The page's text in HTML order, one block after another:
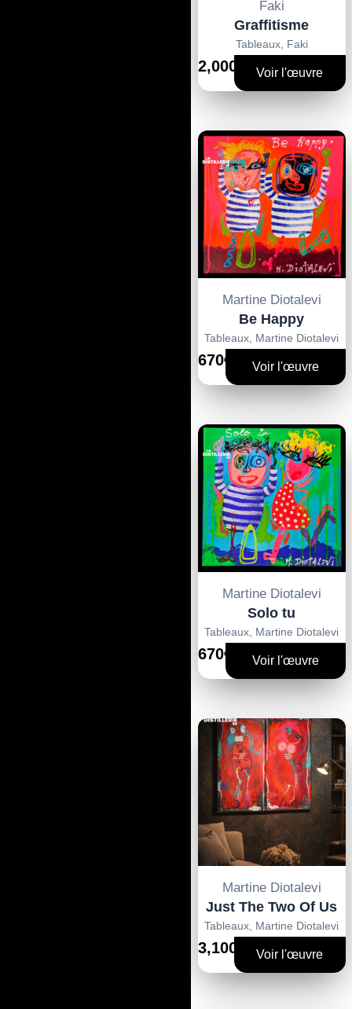
Faki
Graffitisme
Tableaux, Faki
2,000€ Voir l'œuvre
Martine Diotalevi
Be Happy
Tableaux Martine Diotalevi
670€ Voir l'œuvre
Martine Diotalevi
Solo tu
Tableaux Martine Diotalevi
670€ Voir l'œuvre
Martine Diotalevi
Just The Two Of Us
Tableaux Martine Diotalevi
3,100€ Voir l'œuvre